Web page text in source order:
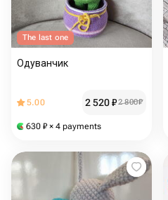
The last one
Одуванчик
5.00 2 520₽2 800₽
630 ₽ × 4 payments